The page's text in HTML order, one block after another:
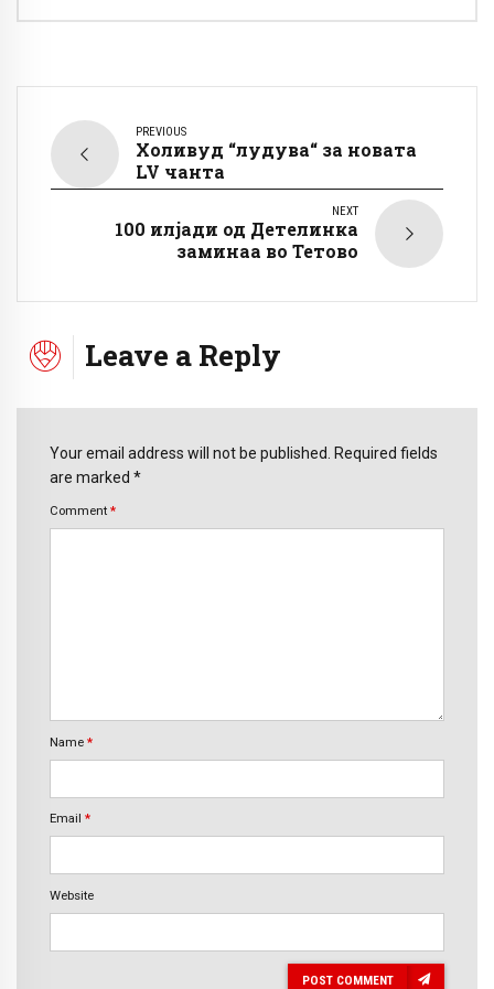
PREVIOUS
Холивуд “лудува“ за новата
LV чанта
NEXT
100 илјади од Детелинка
заминаа во Тетово
Leave a Reply
Your email address will not be published. Required fields
are marked *
Comment *
Name *
Email *
Website
POST COMMENT